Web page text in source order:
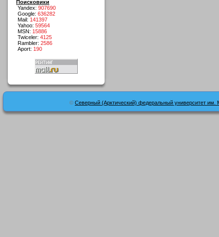
Поисковики
Yandex: 907690
Google: 636282
Mail: 141397
Yahoo: 59564
MSN: 15886
Twiceler: 4125
Rambler: 2586
Aport: 190
© Северный (Арктический) федеральный университет